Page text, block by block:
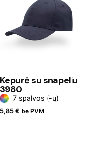
Kepurė su snapeliu
3980
7 spalvos (-ų)
5,85 € be PVM